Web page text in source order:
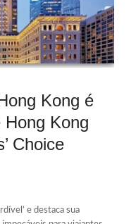
Kong é
Hong Kong
Choice
e destaca sua